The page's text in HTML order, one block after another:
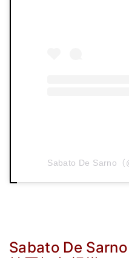
Sabato De Sarno（
Sabato De Sarno